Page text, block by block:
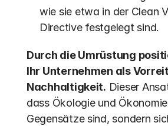
wie sie etwa in der Clean
Directive festgelegt sind.
Durch die Umrüstung
Ihr Unternehmen als
Nachhaltigkeit. Dieser
dass Ökologie und
Gegensätze sind, sondern